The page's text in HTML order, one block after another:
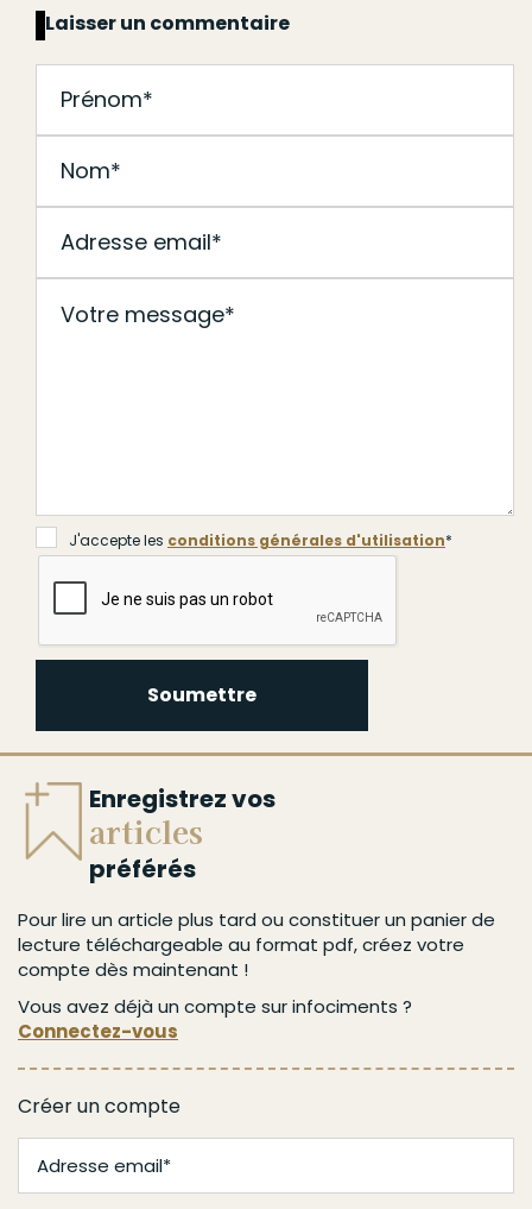
Laisser un commentaire
J'accepte les conditions générales d'utilisation*
Soumettre
Enregistrez vos
articles
préférés
Pour lire un article plus tard ou constituer un panier de
lecture téléchargeable au format pdf, créez votre
compte dès maintenant !
Vous avez déjà un compte sur infociments ?
Connectez-vous
Créer un compte